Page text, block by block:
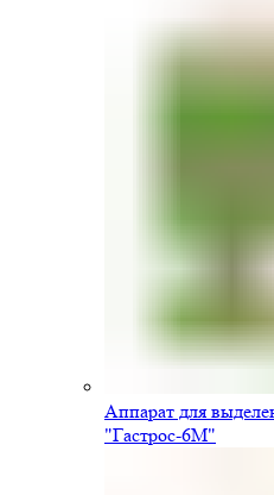
Аппарат для
"Гастрос-6М"